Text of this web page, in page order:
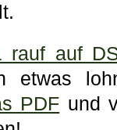
rauf auf
etwas
PDF und